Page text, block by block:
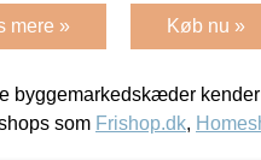
mere » Køb nu »
byggemarkedskæder
som Frishop.dk,